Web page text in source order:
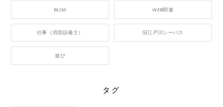
BLOG WEB関連
仕事（消防設備士） 旧江戸川シーバス
遊び
タグ